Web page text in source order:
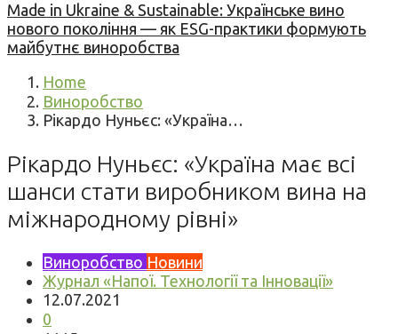
Made in Ukraine & Sustainable: Українське вино
нового покоління — як ESG-практики формують
майбутнє виноробства
Home
Виноробство
Рікардо Нуньєс: «Україна…
Рікардо Нуньєс: «Україна має всі
шанси стати виробником вина на
міжнародному рівні»
Виноробство Новини
Журнал «Напої. Технології та Інновації»
12.07.2021
0